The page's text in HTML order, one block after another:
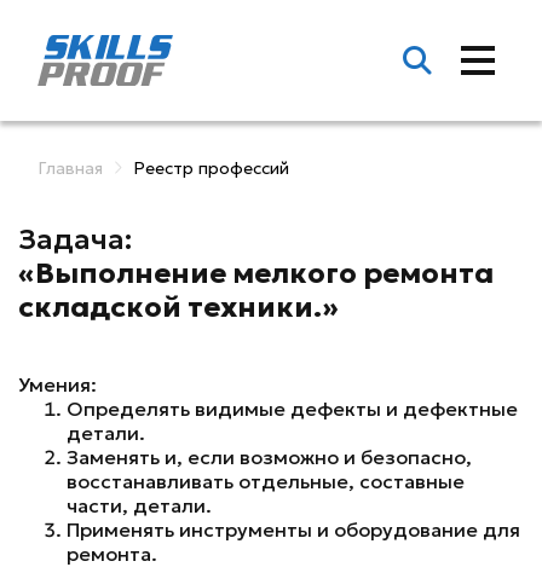
Главная Реестр профессий
Задача:
«Выполнение мелкого ремонта
складской техники.»
Умения:
Определять видимые дефекты и дефектные
детали.
Заменять и, если возможно и безопасно,
восстанавливать отдельные, составные
части, детали.
Применять инструменты и оборудование для
ремонта.